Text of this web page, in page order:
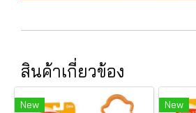
สินค้าเกี่ยวข้อง
New
New